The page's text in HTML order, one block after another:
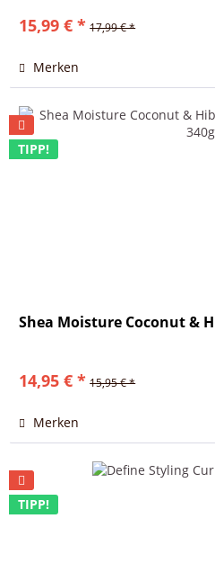
15,99 € * 17,99 € *
Merken
TIPP!
Shea Moisture Coconut &
14,95 € * 15,95 € *
Merken
TIPP!